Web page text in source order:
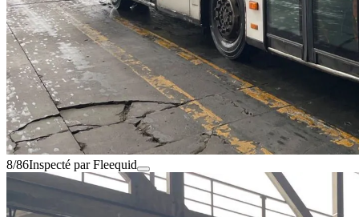
8/86Inspecté par Fleequid